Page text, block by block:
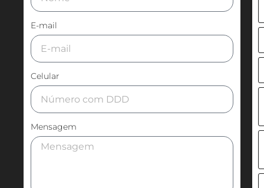
E-mail
Celular
Mensagem